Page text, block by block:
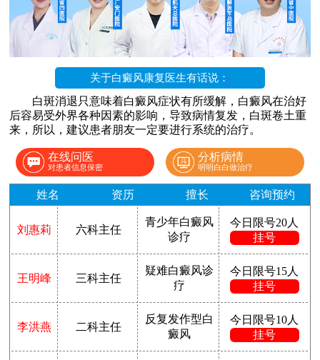
关于白癜风康复医生有话说：
白斑消退只意味着白癜风症状有所缓解，白癜风在治好
后容易受外界各种因素的影响，导致病情复发，白斑卷土重
来，所以，建议患者朋友一定要进行系统的治疗。
在线问医
对患者信息保密
分析病情
明明白白做治疗
姓名 资历 擅长 咨询预约
刘惠莉 六科主任
青少年白癜风
诊疗
今日限号20人
挂号
王明峰 三科主任
疑难白癜风诊
疗
今日限号15人
挂号
李洪燕 二科主任
反复发作型白
癜风
今日限号10人
挂号